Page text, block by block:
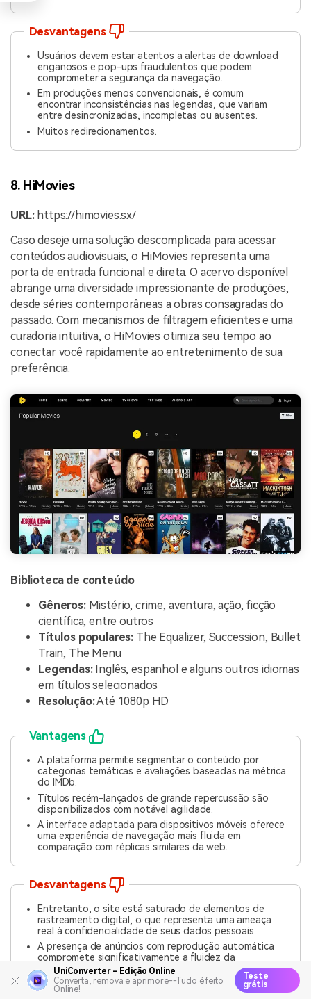
Desvantagens
Usuários devem estar atentos a alertas de download
enganosos e pop-ups fraudulentos que podem
comprometer a segurança da navegação.
Em produções menos convencionais, é comum
encontrar inconsistências nas legendas, que variam
entre desincronizadas, incompletas ou ausentes.
Muitos redirecionamentos.
8. HiMovies
URL: https://himovies.sx/
Caso deseje uma solução descomplicada para acessar
conteúdos audiovisuais, o HiMovies representa uma
porta de entrada funcional e direta. O acervo disponível
abrange uma diversidade impressionante de produções,
desde séries contemporâneas a obras consagradas do
passado. Com mecanismos de filtragem eficientes e uma
curadoria intuitiva, o HiMovies otimiza seu tempo ao
conectar você rapidamente ao entretenimento de sua
preferência.
Biblioteca de conteúdo
Gêneros:Mistério, crime, aventura, ação, ficção
científica, entre outros
Títulos populares: The Equalizer, Succession, Bullet
Train, The Menu
Legendas:Inglês, espanhol e alguns outros idiomas
em títulos selecionados
Resolução:Até 1080p HD
Vantagens
A plataforma permite segmentar o conteúdo por
categorias temáticas e avaliações baseadas na métrica
do IMDb.
Títulos recém-lançados de grande repercussão são
disponibilizados com notável agilidade.
A interface adaptada para dispositivos móveis oferece
uma experiência de navegação mais fluida em
comparação com réplicas similares da web.
Desvantagens
Entretanto, o site está saturado de elementos de
rastreamento digital, o que representa uma ameaça
real à confidencialidade de seus dados pessoais.
A presença de anúncios com reprodução automática
compromete significativamente a fluidez da
navegação, tornando a experiência menos agradável.
Determinados links de reprodução conduzem o usuário
a páginas externas sem relação direta com o conteúdo
UniConverter - Edição Online
Converta, remova e aprimore--Tudo é feito
Online!
Teste
grátis